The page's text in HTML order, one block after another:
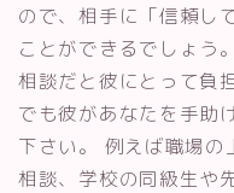
ので、相手に「信頼し
ことができるでしょう
相談だと彼にとって負
でも彼があなたを手助
下さい。 例えば職場の
相談、学校の同級生や